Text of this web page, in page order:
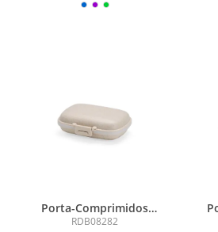
Porta-Comprimidos
Plástico
RDB08282